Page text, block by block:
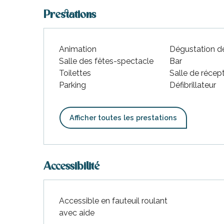
Prestations
Animation
Dégustation
Salle des fêtes-spectacle
Bar
Toilettes
Salle de
Parking
Défibrillateur
Afficher toutes les prestations
Accessibilité
Accessible en fauteuil roulant
avec aide